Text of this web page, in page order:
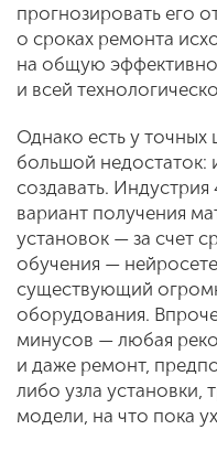
прогнозировать его
о сроках ремонта
на общую
и всей
Однако есть у
большой недостаток:
создавать. Индустрия
вариант получения
установок — за счет
обучения —
существующий
оборудования.
минусов — любая
и даже ремонт,
либо узла установки,
модели, на что пока